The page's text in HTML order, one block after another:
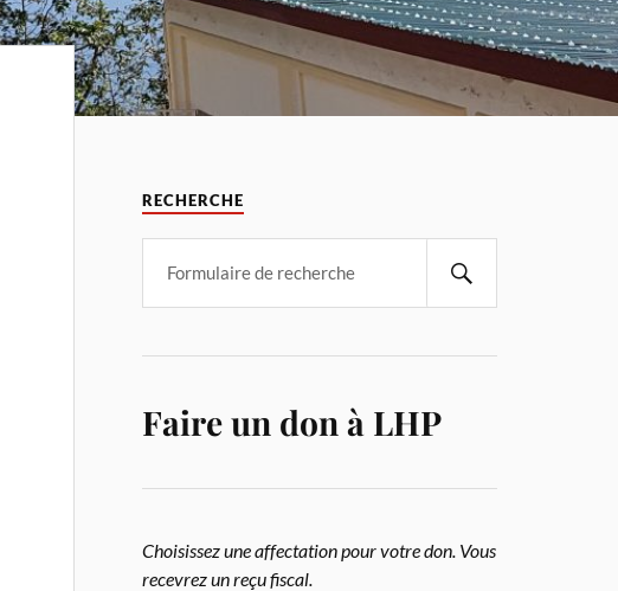
RECHERCHE
Faire un don à LHP
Choisissez une affectation pour votre don. Vous
recevrez un reçu fiscal.